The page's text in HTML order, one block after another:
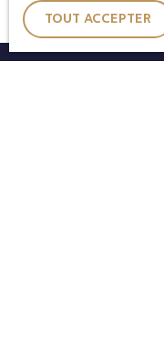
TOUT ACCEPTER